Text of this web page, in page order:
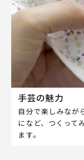
手芸の魅力
自分で楽しみなが
になど、つくって
ます。